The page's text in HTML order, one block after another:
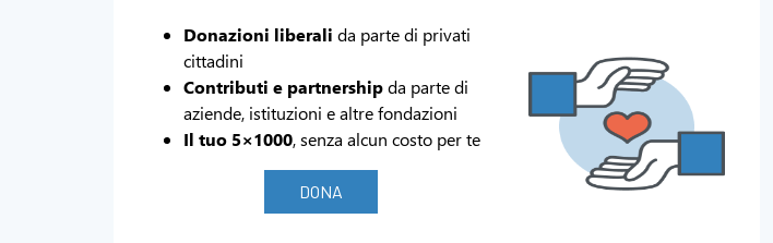
Donazioni liberali da parte di privati
cittadini
Contributi e partnershipda parte di
aziende, istituzioni e altre fondazioni
Il tuo 5×1000, senza alcun costo per te
DONA